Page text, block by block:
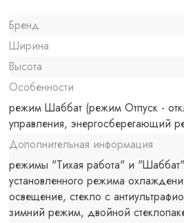
Бренд
Ширина
Высота
Особенности
режим Шаббат (режим Отпуск -
управления, энергосберегающий
Дополнительная информация
режимы "Тихая работа" и
установленного режима
освещение, стекло с
зимний режим, двойной